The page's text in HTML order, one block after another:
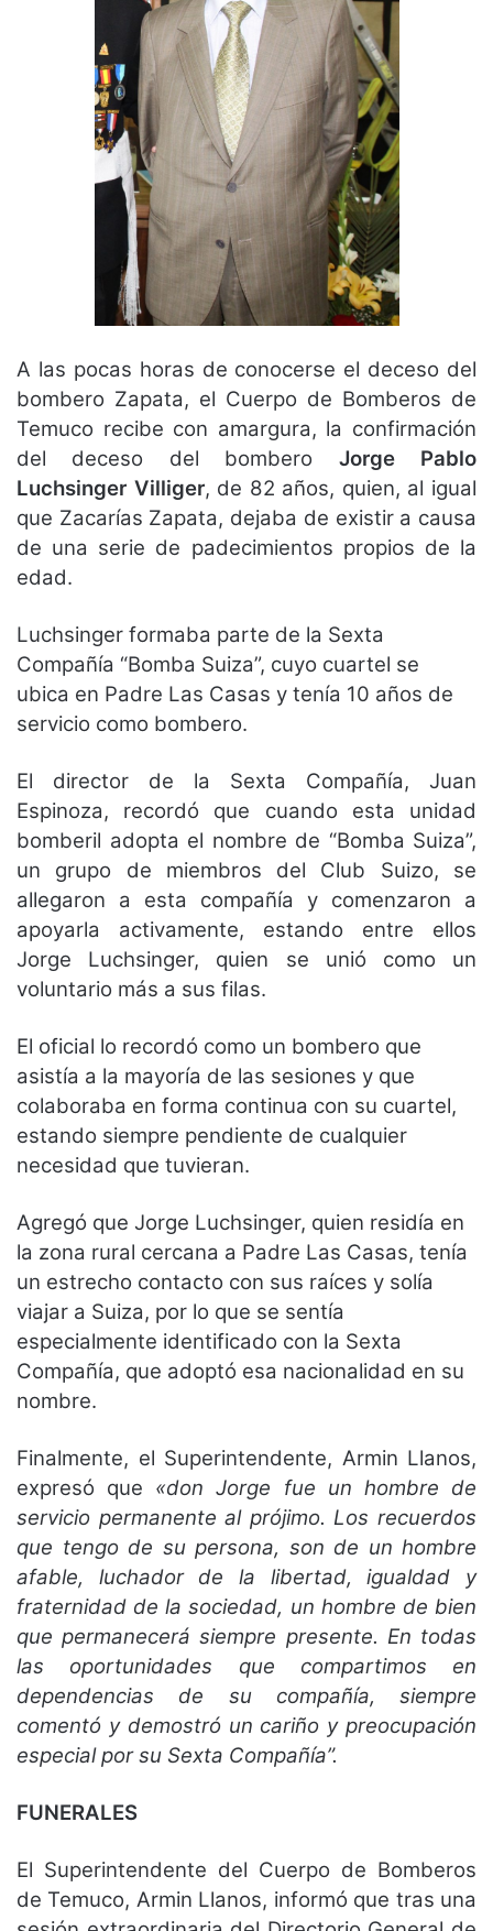
A las pocas horas de conocerse el deceso del
bombero Zapata, el Cuerpo de Bomberos de
Temuco recibe con amargura, la confirmación
del deceso del bombero Jorge Pablo
Luchsinger Villiger, de 82 años, quien, al igual
que Zacarías Zapata, dejaba de existir a causa
de una serie de padecimientos propios de la
edad.
Luchsinger formaba parte de la Sexta
Compañía “Bomba Suiza”, cuyo cuartel se
ubica en Padre Las Casas y tenía 10 años de
servicio como bombero.
El director de la Sexta Compañía, Juan
Espinoza, recordó que cuando esta unidad
bomberil adopta el nombre de “Bomba Suiza”,
un grupo de miembros del Club Suizo, se
allegaron a esta compañía y comenzaron a
apoyarla activamente, estando entre ellos
Jorge Luchsinger, quien se unió como un
voluntario más a sus filas.
El oficial lo recordó como un bombero que
asistía a la mayoría de las sesiones y que
colaboraba en forma continua con su cuartel,
estando siempre pendiente de cualquier
necesidad que tuvieran.
Agregó que Jorge Luchsinger, quien residía en
la zona rural cercana a Padre Las Casas, tenía
un estrecho contacto con sus raíces y solía
viajar a Suiza, por lo que se sentía
especialmente identificado con la Sexta
Compañía, que adoptó esa nacionalidad en su
nombre.
Finalmente, el Superintendente, Armin Llanos,
expresó que «don Jorge fue un hombre de
servicio permanente al prójimo. Los recuerdos
que tengo de su persona, son de un hombre
afable, luchador de la libertad, igualdad y
fraternidad de la sociedad, un hombre de bien
que permanecerá siempre presente. En todas
las oportunidades que compartimos en
dependencias de su compañía, siempre
comentó y demostró un cariño y preocupación
especial por su Sexta Compañía”.
FUNERALES
El Superintendente del Cuerpo de Bomberos
de Temuco, Armin Llanos, informó que tras una